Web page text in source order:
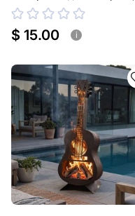
плазменной резки
$ 15.00 i